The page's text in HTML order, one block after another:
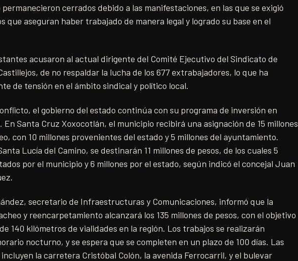
permanecieron cerrados debido a las manifestaciones, en las que se exigió
que aseguran haber trabajado de manera legal y logrado su base en el
acusaron al actual dirigente del Comité Ejecutivo del Sindicato de
de no respaldar la lucha de los 677 extrabajadores, lo que ha
de tensión en el ámbito sindical y político local.
el gobierno del estado continúa con su programa de inversión en
Santa Cruz Xoxocotlán, el municipio recibirá una asignación de 15 millones
con 10 millones provenientes del estado y 5 millones del ayuntamiento.
Lucía del Camino, se destinarán 11 millones de pesos, de los cuales 5
por el municipio y 6 millones por el estado, según indicó el concejal Juan
secretario de Infraestructuras y Comunicaciones, informó que la
y reencarpetamiento alcanzará los 135 millones de pesos, con el objetivo
140 kilómetros de vialidades en la región. Los trabajos se realizarán
nocturno, y se espera que se completen en un plazo de 100 días. Las
la carretera Cristóbal Colón, la avenida Ferrocarril, y el bulevar